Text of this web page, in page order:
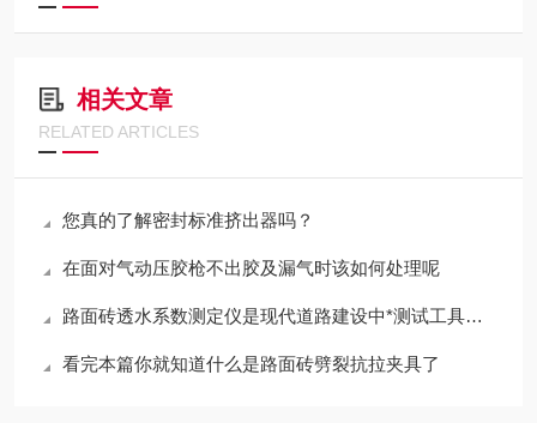
相关文章
RELATED ARTICLES
您真的了解密封标准挤出器吗？
在面对气动压胶枪不出胶及漏气时该如何处理呢
路面砖透水系数测定仪是现代道路建设中*测试工具之一
看完本篇你就知道什么是路面砖劈裂抗拉夹具了